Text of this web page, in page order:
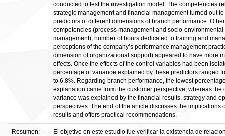
conducted to test the investigation model. The competencies
strategic management and financial management turned out
predictors of different dimensions of branch performance. Other
competencies (process management and socio-environmental
management), number of hours dedicated to training and
perceptions of the company’s performance management
dimension of organizational support) appeared to have more
effects. Once the effects of the control variables had been
percentage of variance explained by these predictors ranged
to 6.8%. Regarding branch performance, the lowest
explanation came from the customer perspective, whereas the
variance was explained by the financial results, strategy and
perspectives. The end of the article discusses the implications
results and offers practical recommendations.
Resumen:
El objetivo en este estudio fue verificar la existencia de